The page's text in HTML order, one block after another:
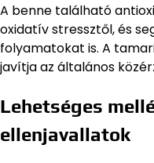
A benne található
oxidatív stressztől, és
folyamatokat is. A
javítja az általános
Lehetséges
ellenjavallatok